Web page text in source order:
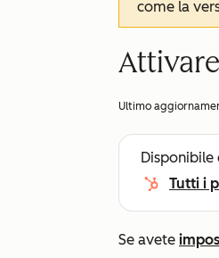
come la
Ultimo
Disponibile
Tutti i
Se avete